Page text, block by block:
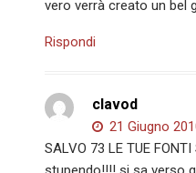
vero verrà creato un bel
Rispondi
clavod
21 Giugno
SALVO 73 LE TUE